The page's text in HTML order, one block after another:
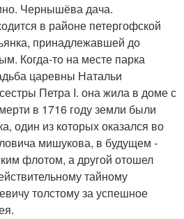
Чернышёва дача.
в районе петергофской
принадлежавшей до
Когда-то на месте парка
царевны Натальи
Петра I. она жила в доме с
в 1716 году земли были
один из которых оказался во
мишукова, в будущем -
флотом, а другой отошел
тайному
толстому за успешное